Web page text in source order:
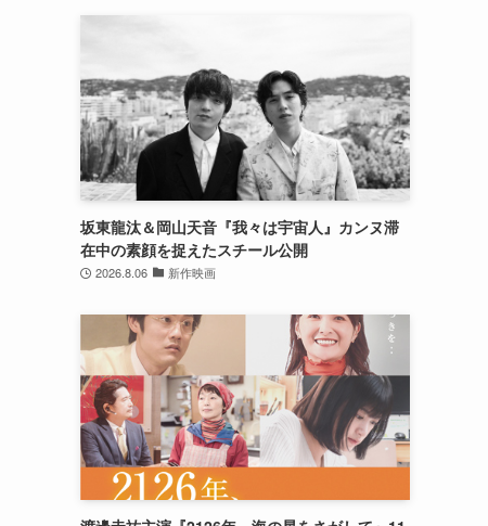
坂東龍汰＆岡山天音『我々は宇宙人』カンヌ滞
在中の素顔を捉えたスチール公開
2026.8.06 新作映画